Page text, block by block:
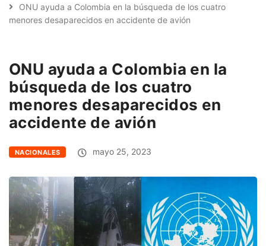
ONU ayuda a Colombia en la búsqueda de los cuatro
menores desaparecidos en accidente de avión
ONU ayuda a Colombia en la
búsqueda de los cuatro
menores desaparecidos en
accidente de avión
NACIONALES mayo 25, 2023